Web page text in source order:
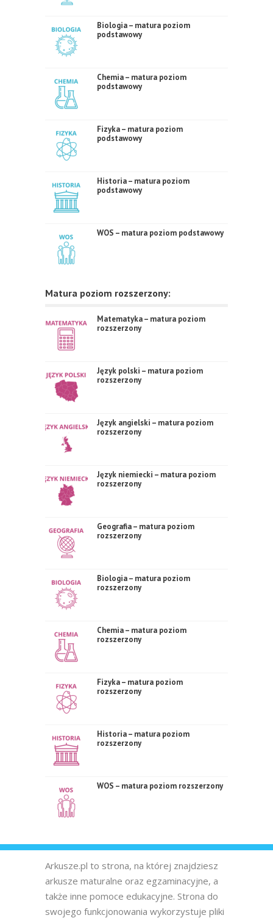
Biologia – matura poziom
podstawowy
Chemia – matura poziom
podstawowy
Fizyka – matura poziom
podstawowy
Historia – matura poziom
podstawowy
WOS – matura poziom podstawowy
Matura poziom rozszerzony:
Matematyka – matura poziom
rozszerzony
Język polski – matura poziom
rozszerzony
Język angielski – matura poziom
rozszerzony
Język niemiecki – matura poziom
rozszerzony
Geografia – matura poziom
rozszerzony
Biologia – matura poziom
rozszerzony
Chemia – matura poziom
rozszerzony
Fizyka – matura poziom
rozszerzony
Historia – matura poziom
rozszerzony
WOS – matura poziom rozszerzony
Arkusze.pl to strona, na której znajdziesz
arkusze maturalne oraz egzaminacyjne, a
także inne pomoce edukacyjne. Strona do
swojego funkcjonowania wykorzystuje pliki